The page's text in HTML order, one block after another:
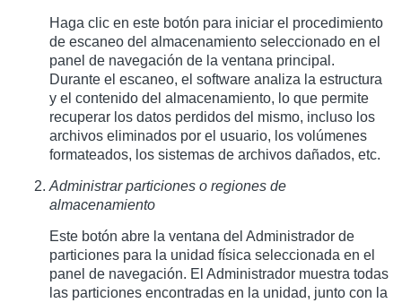
Haga clic en este botón para iniciar el procedimiento
de escaneo del almacenamiento seleccionado en el
panel de navegación de la ventana principal.
Durante el escaneo, el software analiza la estructura
y el contenido del almacenamiento, lo que permite
recuperar los datos perdidos del mismo, incluso los
archivos eliminados por el usuario, los volúmenes
formateados, los sistemas de archivos dañados, etc.
Administrar particiones o regiones de
almacenamiento
Este botón abre la ventana del Administrador de
particiones para la unidad física seleccionada en el
panel de navegación. El Administrador muestra todas
las particiones encontradas en la unidad, junto con la